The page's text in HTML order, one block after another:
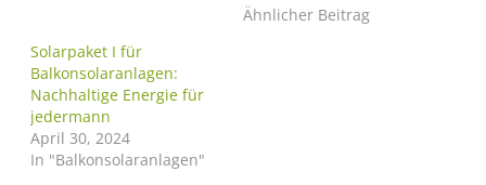
Ähnlicher Beitrag
Solarpaket I für
Balkonsolaranlagen:
Nachhaltige Energie für
jedermann
April 30, 2024
In "Balkonsolaranlagen"